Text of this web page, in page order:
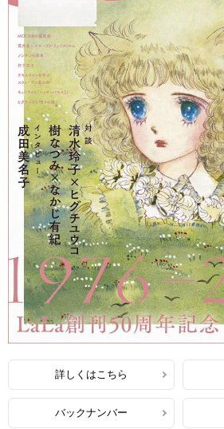
詳しくはこちら
バックナンバー